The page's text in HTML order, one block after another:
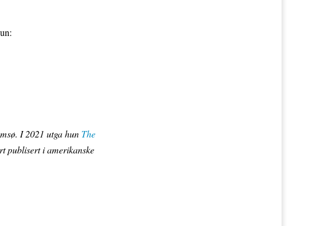
I 2021 utga hun The
publisert i amerikanske